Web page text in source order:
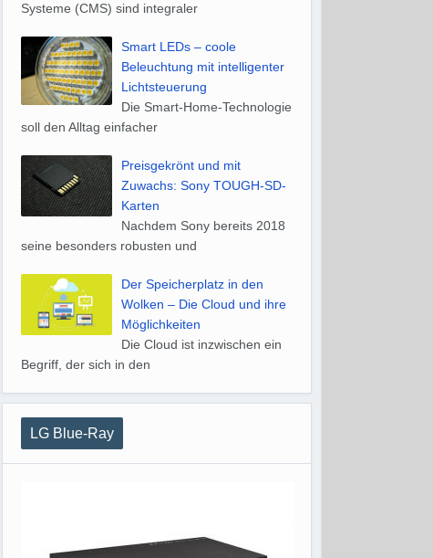
Systeme (CMS) sind integraler
Smart LEDs – coole
Beleuchtung mit intelligenter
Lichtsteuerung
Die Smart-Home-Technologie
soll den Alltag einfacher
Preisgekrönt und mit
Zuwachs: Sony TOUGH-SD-
Karten
Nachdem Sony bereits 2018
seine besonders robusten und
Der Speicherplatz in den
Wolken – Die Cloud und ihre
Möglichkeiten
Die Cloud ist inzwischen ein
Begriff, der sich in den
LG Blue-Ray